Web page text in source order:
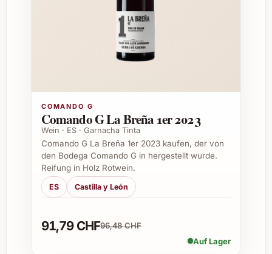
Genussvoll als Aperitif oder Begleitung
zu mediterranen Gerichten
Optimal zu gegrilltem Fisch, hellem
Fleisch und frischen Salaten
Perfekte Ergänzung für Caterings und
Restaurantmenüs
Ein elegantes Highlight im eigenen
Weinkeller
Häufig gestellte Fragen zu Figuière
Cuvée Magali 2024
Für welche Rebsorten steht die Cuvée
Magali 2024?
COMANDO G
Comando G La Breña 1er 2023
Wein · ES · Garnacha Tinta
Comando G La Breña 1er 2023 kaufen, der von
den Bodega Comando G in hergestellt wurde.
Reifung in Holz Rotwein.
ES Castilla y León
91,79 CHF96,48 CHF
Auf Lager